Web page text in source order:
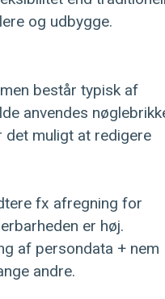
og udbygge.
består typisk af
anvendes
det muligt at redigere
fx afregning for
er høj.
af persondata + nem
andre.